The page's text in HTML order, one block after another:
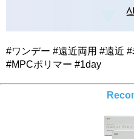
#ワンデー #遠近両用 #遠近
#MPCポリマー #1day